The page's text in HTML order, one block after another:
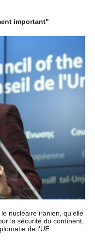
important"
nucléaire iranien, qu'elle
la sécurité du continent,
de l'UE.